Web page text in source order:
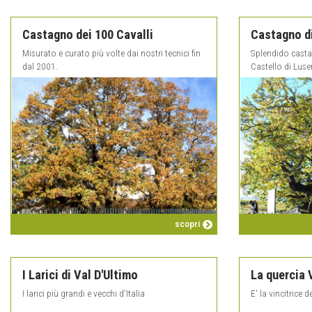
Castagno dei 100 Cavalli
Misurato e curato più volte dai nostri tecnici fin
dal 2001.
scopri
Castagno
Splendido
Castello di
I Larici di Val D'Ultimo
I larici più grandi e vecchi d'Italia
La quercia
E' la vincitrice